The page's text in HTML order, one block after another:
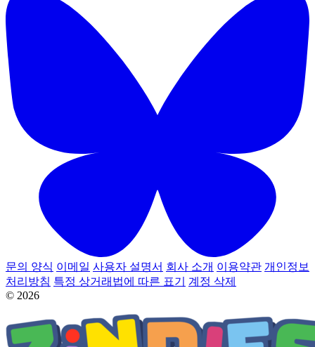
문의 양식 이메일 사용자 설명서 회사 소개 이용약관 개인정보
처리방침 특정 상거래법에 따른 표기
계정 삭제
© 2026